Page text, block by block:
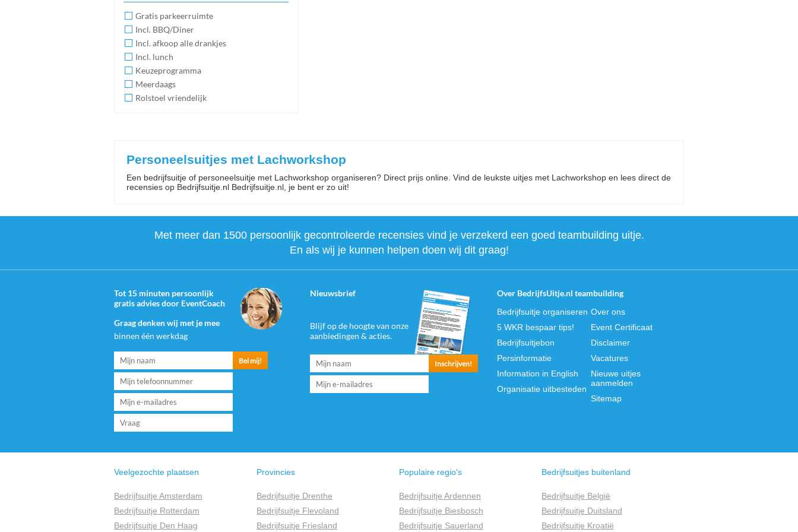
Gratis parkeerruimte
Incl. BBQ/Diner
Incl. afkoop alle drankjes
Incl. lunch
Keuzeprogramma
Meerdaags
Rolstoel vriendelijk
Personeelsuitjes met Lachworkshop
Een bedrijfsuitje of personeelsuitje met Lachworkshop organiseren? Direct prijs online. Vind de leukste uitjes met Lachworkshop en lees direct de
recensies op Bedrijfsuitje.nl Bedrijfsuitje.nl, je bent er zo uit!
Met meer dan 1500 persoonlijk gecontroleerde recensies vind je verzekerd een goed teambuilding uitje.
En als wij je kunnen helpen doen wij dit graag!
Tot 15 minuten persoonlijk
gratis advies door EventCoach
Graag denken wij met je mee
binnen één werkdag
Nieuwsbrief
Blijf op de hoogte van onze
aanbiedingen & acties.
Over BedrijfsUitje.nl teambuilding
Bedrijfsuitje organiseren
5 WKR bespaar tips!
Bedrijfsuitjebon
Persinformatie
Information in English
Organisatie uitbesteden
Over ons
Event Certificaat
Disclaimer
Vacatures
Nieuwe uitjes
aanmelden
Sitemap
Veelgezochte plaatsen
Bedrijfsuitje Amsterdam
Bedrijfsuitje Rotterdam
Bedrijfsuitje Den Haag
Provincies
Bedrijfsuitje Drenthe
Bedrijfsuitje Flevoland
Bedrijfsuitje Friesland
Populaire regio's
Bedrijfsuitje Ardennen
Bedrijfsuitje Biesbosch
Bedrijfsuitje Sauerland
Bedrijfsuitjes buitenland
Bedrijfsuitje België
Bedrijfsuitje Duitsland
Bedrijfsuitje Kroatië